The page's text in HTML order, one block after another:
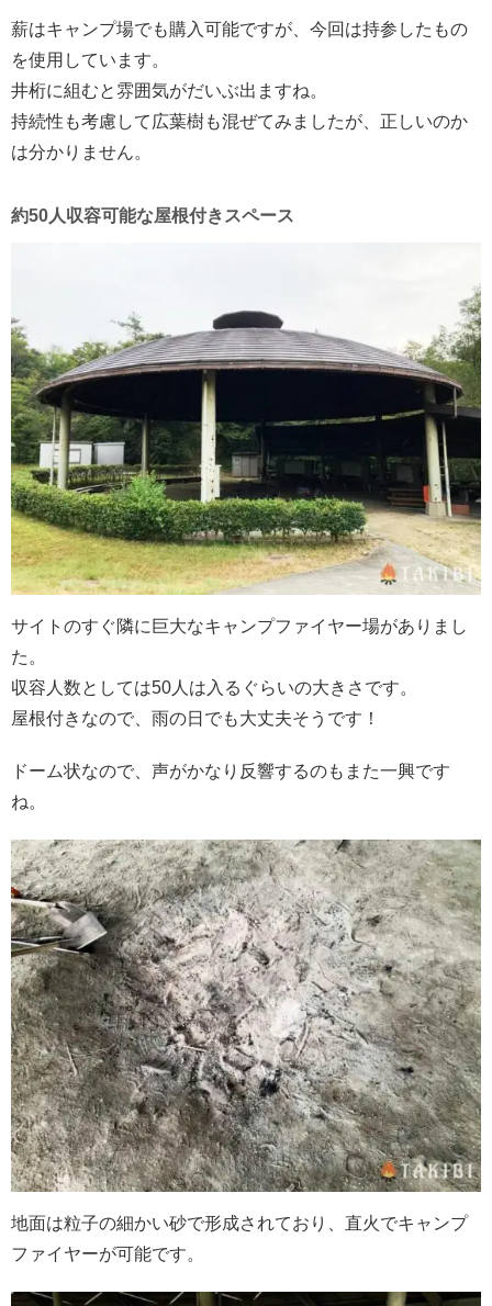
薪はキャンプ場でも購入可能ですが、今回は持参したもの
を使用しています。
井桁に組むと雰囲気がだいぶ出ますね。
持続性も考慮して広葉樹も混ぜてみましたが、正しいのか
は分かりません。
約50人収容可能な屋根付きスペース
サイトのすぐ隣に巨大なキャンプファイヤー場がありまし
た。
収容人数としては50人は入るぐらいの大きさです。
屋根付きなので、雨の日でも大丈夫そうです！
ドーム状なので、声がかなり反響するのもまた一興です
ね。
地面は粒子の細かい砂で形成されており、直火でキャンプ
ファイヤーが可能です。